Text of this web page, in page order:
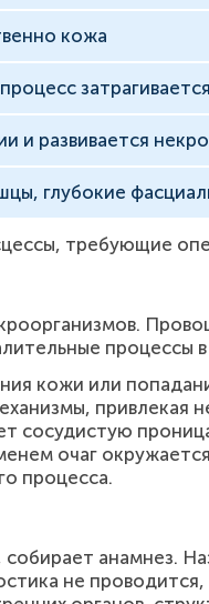
кожа
и развивается
глубокие
требующие
процессы
кожи или
привлекая
сосудистую
очаг
процесса.
анамнез.
не